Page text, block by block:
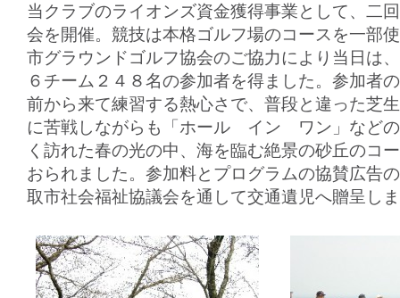
当クラブのライオンズ資金獲得事業として、二
会を開催。競技は本格ゴルフ場のコースを一部
市グラウンドゴルフ協会のご協力により当日は
６チーム２４８名の参加者を得ました。参加者
前から来て練習する熱心さで、普段と違った芝
に苦戦しながらも「ホール イン ワン」など
く訪れた春の光の中、海を臨む絶景の砂丘のコ
おられました。参加料とプログラムの協賛広告
取市社会福祉協議会を通して交通遺児へ贈呈し